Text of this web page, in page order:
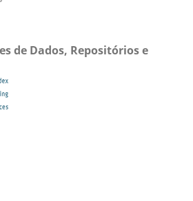
de Dados, Repositórios e